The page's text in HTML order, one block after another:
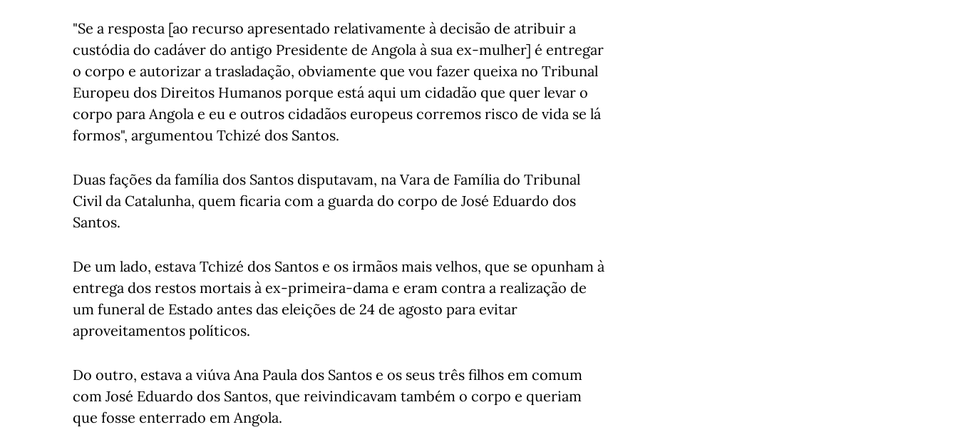
"Se a resposta [ao recurso apresentado relativamente à decisão de atribuir a
custódia do cadáver do antigo Presidente de Angola à sua ex-mulher] é entregar
o corpo e autorizar a trasladação, obviamente que vou fazer queixa no Tribunal
Europeu dos Direitos Humanos porque está aqui um cidadão que quer levar o
corpo para Angola e eu e outros cidadãos europeus corremos risco de vida se lá
formos", argumentou Tchizé dos Santos.
Duas fações da família dos Santos disputavam, na Vara de Família do Tribunal
Civil da Catalunha, quem ficaria com a guarda do corpo de José Eduardo dos
Santos.
De um lado, estava Tchizé dos Santos e os irmãos mais velhos, que se opunham à
entrega dos restos mortais à ex-primeira-dama e eram contra a realização de
um funeral de Estado antes das eleições de 24 de agosto para evitar
aproveitamentos políticos.
Do outro, estava a viúva Ana Paula dos Santos e os seus três filhos em comum
com José Eduardo dos Santos, que reivindicavam também o corpo e queriam
que fosse enterrado em Angola.